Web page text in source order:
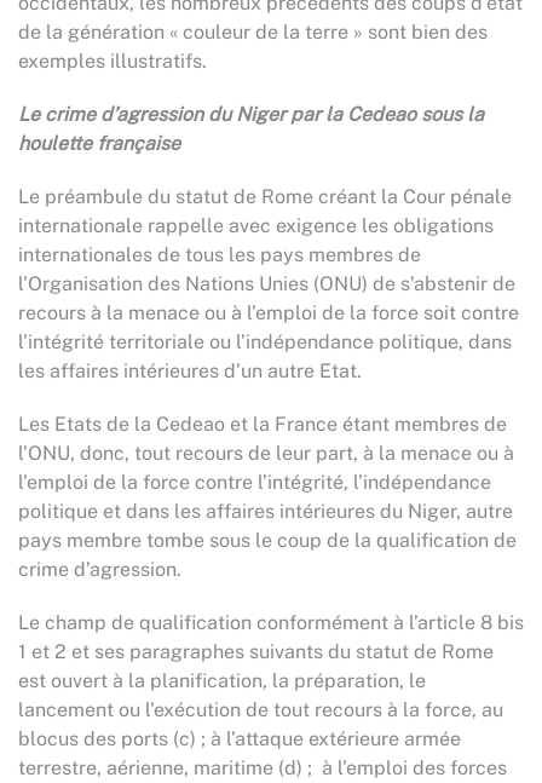
de la génération « couleur de la terre » sont bien des
exemples illustratifs.
Le crime d’agression du Niger par la Cedeao sous la
houlette française
Le préambule du statut de Rome créant la Cour pénale
internationale rappelle avec exigence les obligations
internationales de tous les pays membres de
l’Organisation des Nations Unies (ONU) de s’abstenir de
recours à la menace ou à l’emploi de la force soit contre
l’intégrité territoriale ou l’indépendance politique, dans
les affaires intérieures d’un autre Etat.
Les Etats de la Cedeao et la France étant membres de
l’ONU, donc, tout recours de leur part, à la menace ou à
l’emploi de la force contre l’intégrité, l’indépendance
politique et dans les affaires intérieures du Niger, autre
pays membre tombe sous le coup de la qualification de
crime d’agression.
Le champ de qualification conformément à l’article 8 bis
1 et 2 et ses paragraphes suivants du statut de Rome
est ouvert à la planification, la préparation, le
lancement ou l’exécution de tout recours à la force, au
blocus des ports (c) ; à l’attaque extérieure armée
terrestre, aérienne, maritime (d) ; à l’emploi des forces